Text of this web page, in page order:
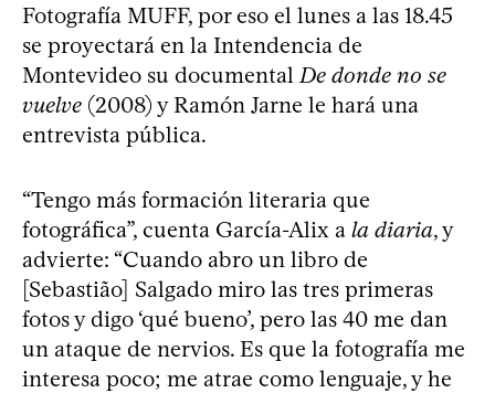
Fotografía MUFF, por eso el lunes a las 18.45
se proyectará en la Intendencia de
Montevideo su documental De donde no se
vuelve (2008) y Ramón Jarne le hará una
entrevista pública.
“Tengo más formación literaria que
fotográfica”, cuenta García-Alix a la diaria, y
advierte: “Cuando abro un libro de
[Sebastião] Salgado miro las tres primeras
fotos y digo ‘qué bueno’, pero las 40 me dan
un ataque de nervios. Es que la fotografía me
interesa poco; me atrae como lenguaje, y he